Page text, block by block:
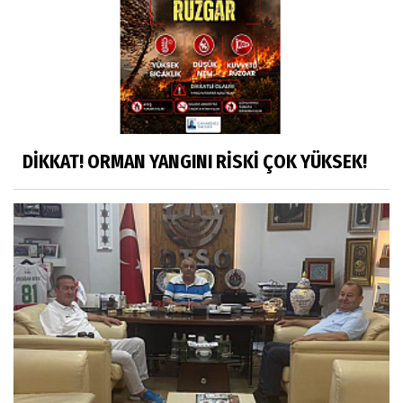
DİKKAT! ORMAN YANGINI RİSKİ ÇOK YÜKSEK!